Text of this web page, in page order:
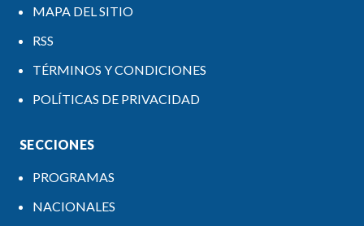
MAPA DEL SITIO
RSS
TÉRMINOS Y CONDICIONES
POLÍTICAS DE PRIVACIDAD
SECCIONES
PROGRAMAS
NACIONALES